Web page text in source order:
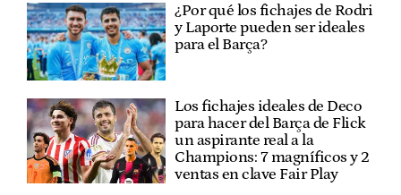
¿Por qué los fichajes de Rodri
y Laporte pueden ser ideales
para el Barça?
Los fichajes ideales de Deco
para hacer del Barça de Flick
un aspirante real a la
Champions: 7 magníficos y 2
ventas en clave Fair Play